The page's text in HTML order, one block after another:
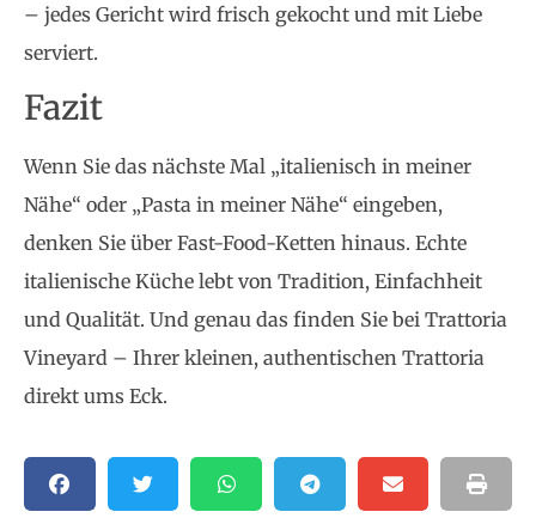
– jedes Gericht wird frisch gekocht und mit Liebe
serviert.
Fazit
Wenn Sie das nächste Mal „italienisch in meiner
Nähe“ oder „Pasta in meiner Nähe“ eingeben,
denken Sie über Fast-Food-Ketten hinaus. Echte
italienische Küche lebt von Tradition, Einfachheit
und Qualität. Und genau das finden Sie bei Trattoria
Vineyard – Ihrer kleinen, authentischen Trattoria
direkt ums Eck.